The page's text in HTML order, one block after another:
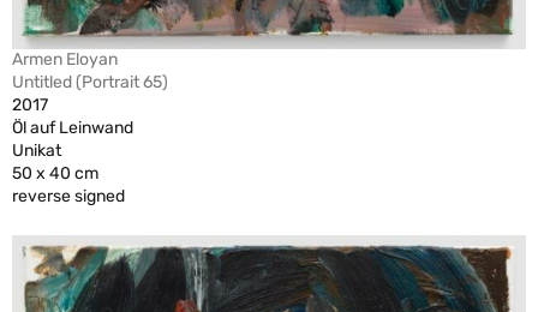
Armen Eloyan
Untitled (Portrait 65)
2017
Öl auf Leinwand
Unikat
50 x 40 cm
reverse signed